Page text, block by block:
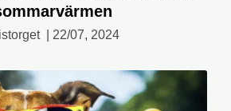
22/07, 2024